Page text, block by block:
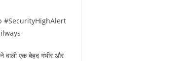
#SecurityHighAlert
वाली एक बेहद गंभीर और